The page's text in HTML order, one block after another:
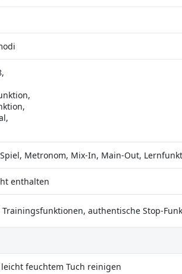
Metronom, Mix-In, Main-Out,
enthalten
authentische Stop-
feuchtem Tuch reinigen